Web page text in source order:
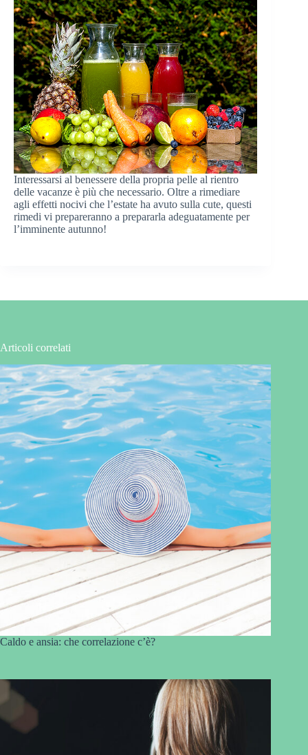
Interessarsi al benessere della propria pelle al rientro
delle vacanze è più che necessario. Oltre a rimediare
agli effetti nocivi che l’estate ha avuto sulla cute, questi
rimedi vi prepareranno a prepararla adeguatamente per
l’imminente autunno!
Articoli correlati
Caldo e ansia: che correlazione c’è?